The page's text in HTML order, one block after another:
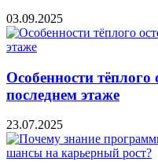
03.09.2025
Особенности тёплого
последнем этаже
23.07.2025